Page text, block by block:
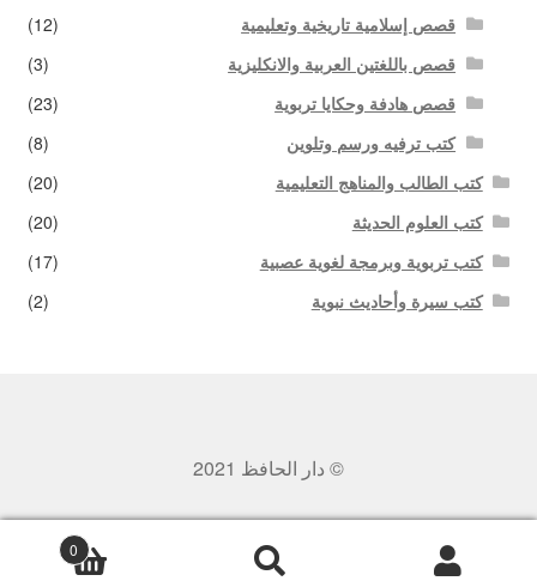
قصص إسلامية تاريخية وتعليمية
(12)
قصص باللغتين العربية والانكليزية
(3)
قصص هادفة وحكايا تربوية
(23)
كتب ترفيه ورسم وتلوين
(8)
كتب الطالب والمناهج التعليمية
(20)
كتب العلوم الحديثة
(20)
كتب تربوية وبرمجة لغوية عصبية
(17)
كتب سيرة وأحاديث نبوية
(2)
© دار الحافظ 2021
0